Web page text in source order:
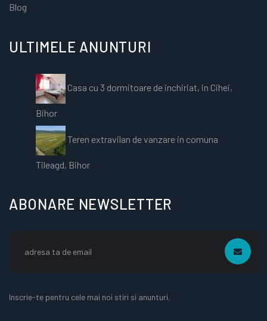
Blog
ULTIMELE ANUNTURI
Casa cu 3 dormitoare de inchiriat, in Cihei,
Bihor
Teren extravilan de vanzare in comuna
Tileagd, Bihor
ABONARE NEWSLETTER
Inscrie-te pentru cele mai noi stiri si anunturi.